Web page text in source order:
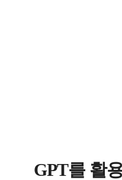
GPT를 활